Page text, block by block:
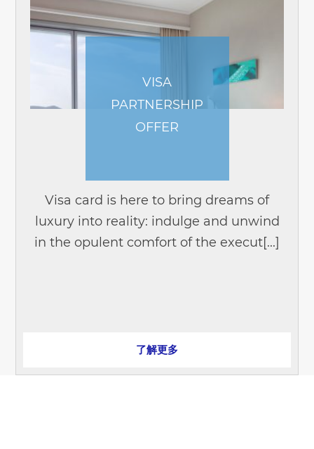
VISA
PARTNERSHIP
OFFER
Visa card is here to bring dreams of
luxury into reality: indulge and unwind
in the opulent comfort of the execut[...]
了解更多